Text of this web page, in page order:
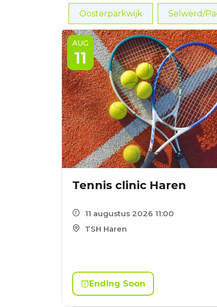
Oosterparkwijk Selwerd/
AUG
11
Tennis clinic Haren
11 augustus 2026 11:00
TSH Haren
Ending Soon